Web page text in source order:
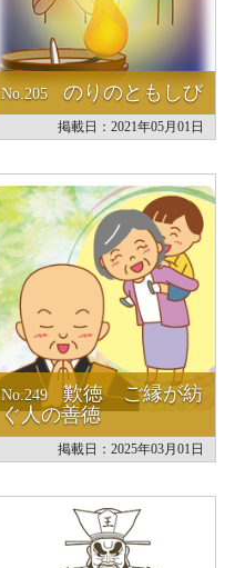
No.205 のりのともしび
掲載日：2021年05月01日
No.249
歎徳 ご縁が紡
ぐ人の善徳
掲載日：2025年03月01日